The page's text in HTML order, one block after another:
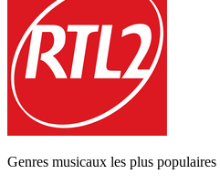
Genres musicaux les plus populaires